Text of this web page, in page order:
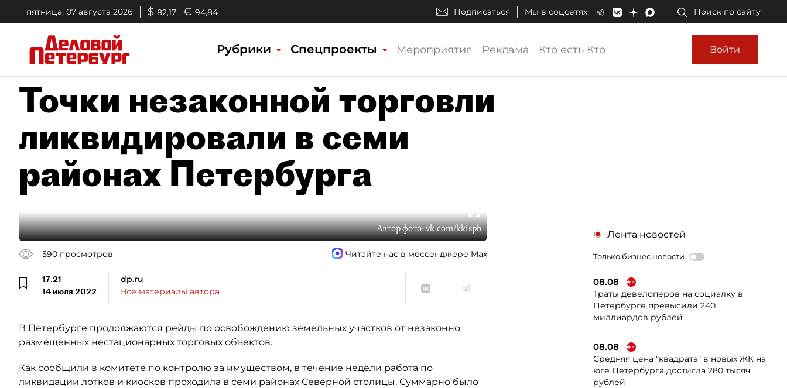
пятница, 07 августа 2026 $ 82,17 € 94,84 Подписаться Мы в соцсетях: Поиск по сайту
Рубрики Спецпроекты Мероприятия Реклама Кто есть Кто Войти
Точки незаконной торговли
ликвидировали в семи
районах Петербурга
Автор фото:vk.com/kkispb
590 просмотров Читайте нас в мессенджере Max
17:21
14 июля 2022
dp.ru
Все материалы автора
В Петербурге продолжаются рейды по освобождению земельных участков от незаконно
размещённых нестационарных торговых объектов.
Как сообщили в комитете по контролю за имуществом, в течение недели работа по
ликвидации лотков и киосков проходила в семи районах Северной столицы. Суммарно было
Лента новостей
Только бизнес новости
08.08
Траты девелоперов на социалку в
Петербурге превысили 240
миллиардов рублей
08.08
Средняя цена "квадрата" в новых ЖК на
юге Петербурга достигла 280 тысяч
рублей